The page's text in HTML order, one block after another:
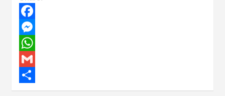
F
a
c
e
b
M
e
s
s
W
h
a
G
m
S